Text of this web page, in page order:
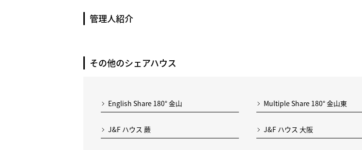
管理人紹介
その他のシェアハウス
English Share 180° 金山 Multiple Share 180° 金山東
J&F ハウス 蕨 J&F ハウス 大阪